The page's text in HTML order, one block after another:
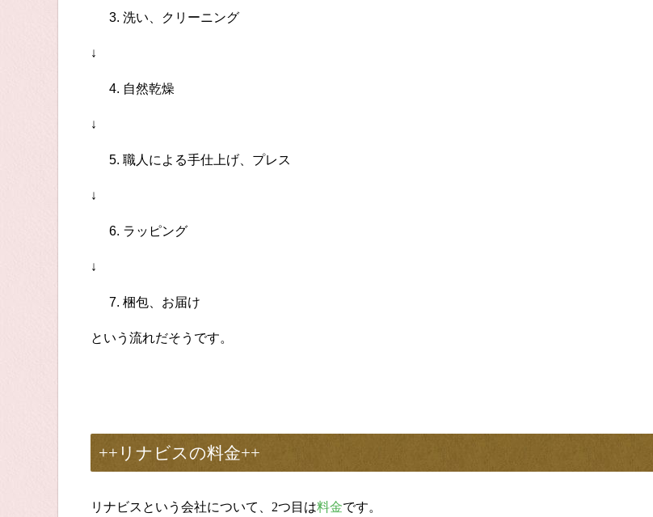
洗い、クリーニング
↓
自然乾燥
↓
職人による手仕上げ、プレス
↓
ラッピング
↓
梱包、お届け
という流れだそうです。
++リナビスの料金++
リナビスという会社について、 2つ目は料金です。